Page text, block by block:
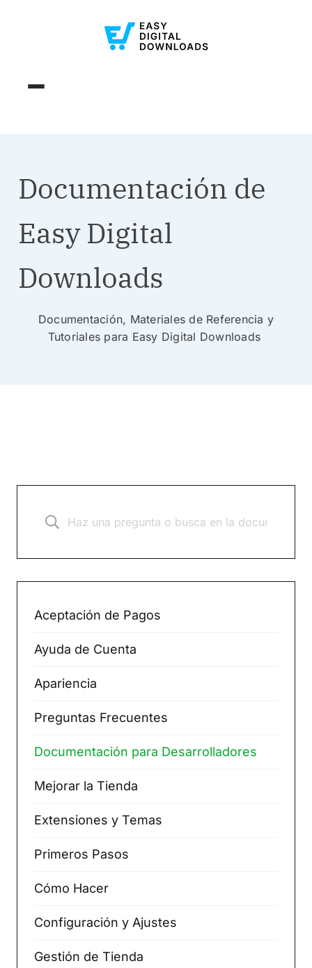
Documentación de
Easy Digital
Downloads
Documentación, Materiales de Referencia y
Tutoriales para Easy Digital Downloads
Aceptación de Pagos
Ayuda de Cuenta
Apariencia
Preguntas Frecuentes
Documentación para Desarrolladores
Mejorar la Tienda
Extensiones y Temas
Primeros Pasos
Cómo Hacer
Configuración y Ajustes
Gestión de Tienda